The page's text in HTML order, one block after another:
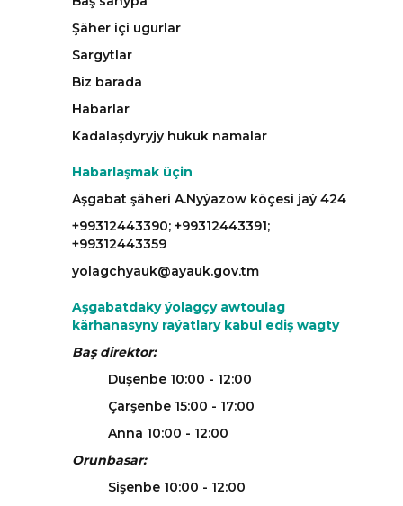
Şäher içi ugurlar
Sargytlar
Biz barada
Habarlar
Kadalaşdyryjy hukuk namalar
Habarlaşmak üçin
Aşgabat şäheri A.Nyýazow köçesi jaý 424
+99312443390; +99312443391;
+99312443359
yolagchyauk@ayauk.gov.tm
Aşgabatdaky ýolagçy awtoulag
kärhanasyny raýatlary kabul ediş wagty
Baş direktor:
Duşenbe 10:00 - 12:00
Çarşenbe 15:00 - 17:00
Anna 10:00 - 12:00
Orunbasar:
Sişenbe 10:00 - 12:00